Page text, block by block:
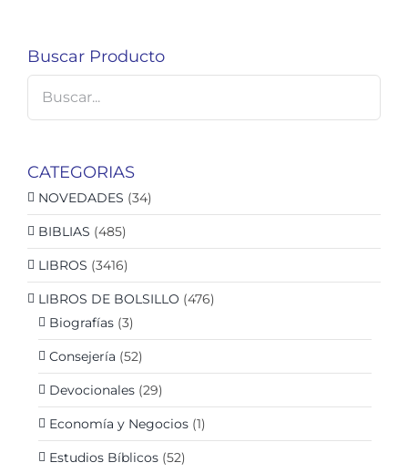
Buscar Producto
CATEGORIAS
NOVEDADES (34)
BIBLIAS (485)
LIBROS (3416)
LIBROS DE BOLSILLO (476)
Biografías (3)
Consejería (52)
Devocionales (29)
Economía y Negocios (1)
Estudios Bíblicos (52)